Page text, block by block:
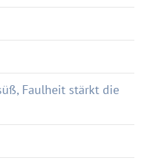
Faulheit stärkt die